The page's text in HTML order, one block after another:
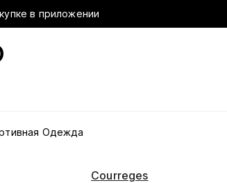
в приложении
Одежда
Courreges